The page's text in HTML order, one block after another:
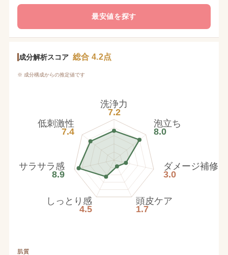
最安値を探す
成分解析スコア 総合 4.2点
※ 成分構成からの推定値です
洗浄力
7.2
泡立ち
8.0
ダメージ補修
3.0
頭皮ケア
1.7
しっとり感
4.5
サラサラ感
8.9
低刺激性
7.4
肌質